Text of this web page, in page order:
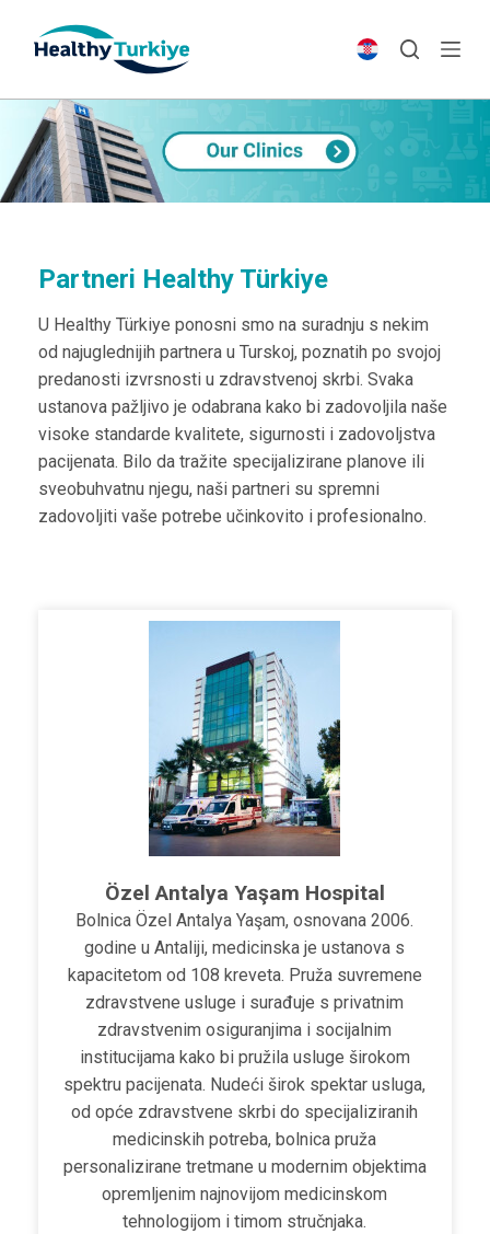
p
o
c
Partneri Healthy Türkiye
U Healthy Türkiye ponosni smo na suradnju s nekim
od najuglednijih partnera u Turskoj, poznatih po svojoj
predanosti izvrsnosti u zdravstvenoj skrbi. Svaka
ustanova pažljivo je odabrana kako bi zadovoljila naše
visoke standarde kvalitete, sigurnosti i zadovoljstva
pacijenata. Bilo da tražite specijalizirane planove ili
sveobuhvatnu njegu, naši partneri su spremni
zadovoljiti vaše potrebe učinkovito i profesionalno.
Özel Antalya Yaşam Hospital
Bolnica Özel Antalya Yaşam, osnovana 2006.
godine u Antaliji, medicinska je ustanova s
kapacitetom od 108 kreveta. Pruža suvremene
zdravstvene usluge i surađuje s privatnim
zdravstvenim osiguranjima i socijalnim
institucijama kako bi pružila usluge širokom
spektru pacijenata. Nudeći širok spektar usluga,
od opće zdravstvene skrbi do specijaliziranih
medicinskih potreba, bolnica pruža
personalizirane tretmane u modernim objektima
opremljenim najnovijom medicinskom
tehnologijom i timom stručnjaka.